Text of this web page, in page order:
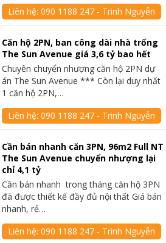
Liên hệ:090 1188 247 - Trinh Nguyễn
Căn hộ 2PN, ban công dài nhà trống
The Sun Avenue giá 3,6 tỷ bao hết
Chuyên chuyển nhượng căn hộ 2PN dự
án The Sun Avenue *** Còn lại duy nhất
1 căn hộ 2PN,…
Liên hệ:090 1188 247 - Trinh Nguyễn
Cần bán nhanh căn 3PN, 96m2 Full NT
The Sun Avenue chuyển nhượng lại
chỉ 4,1 tỷ
Cần bán nhanh trong tháng căn hộ 3PN
đã được thiết kế đầy đủ nội thất Giá bán
nhanh, rẻ…
Liên hệ:090 1188 247 - Trinh Nguyễn